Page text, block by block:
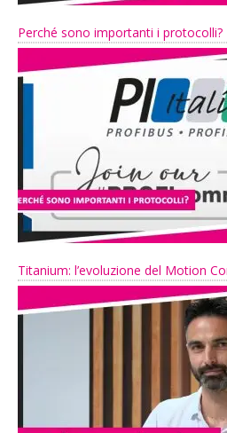
Perché sono importanti i protocolli?
Titanium: l’evoluzione del Motion